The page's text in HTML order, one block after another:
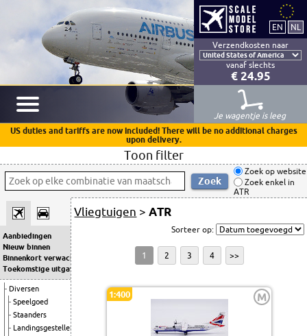
Verzendkosten naar
vanaf slechts
€ 24.95
Je wagentje is leeg
US duties and tariffs are now included! There will be no additional charges
upon delivery.
Toon filter
Zoek op website
Zoek enkel in
ATR
Aanbiedingen
Nieuw binnen
Binnenkort verwacht
Toekomstige uitgaven
Diversen
Speelgoed
Staanders
Landingsgestellen
Vliegtuigen >ATR
Sorteer op:
1 2 3 4 >>
1:400 M